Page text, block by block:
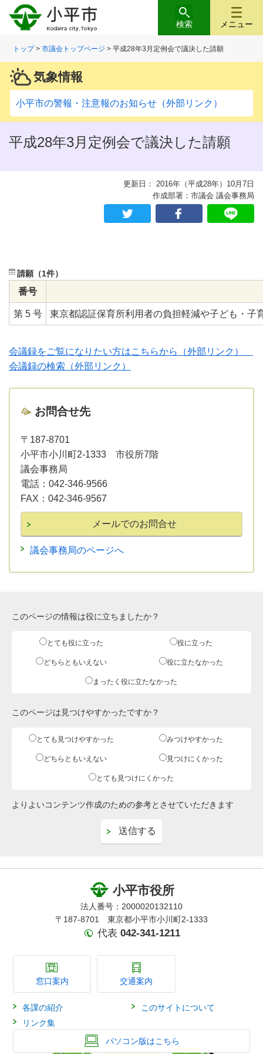
メニュー
検索
トップ>市議会トップページ > 平成28年3月定例会で議決した請願
気象情報
小平市の警報・注意報のお知らせ（外部リンク）
平成28年3月定例会で議決した請願
更新日： 2016年（平成28年）10月7日
作成部署：市議会 議会事務局
請願（1件）
番号
第 5 号 東京都認証保育所利用者の負担軽減や子ども・
会議録をご覧になりたい方はこちらから（外部リンク）
会議録の検索（外部リンク）
お問合せ先
〒187-8701
小平市小川町2-1333 市役所7階
議会事務局
電話： 042-346-9566
FAX： 042-346-9567
議会事務局のページへ
このページの情報は役に立ちましたか？
とても役に立った 役に立った
どちらともいえない 役に立たなかった
まったく役に立たなかった
このページは見つけやすかったですか？
とても見つけやすかった みつけやすかった
どちらともいえない 見つけにくかった
とても見つけにくかった
よりよいコンテンツ作成のための参考とさせていただきます
小平市役所
法人番号：2000020132110
〒187-8701 東京都小平市小川町2-1333
代表 042-341-1211
窓口案内 交通案内
各課の紹介
このサイトについて
リンク集
パソコン版はこちら